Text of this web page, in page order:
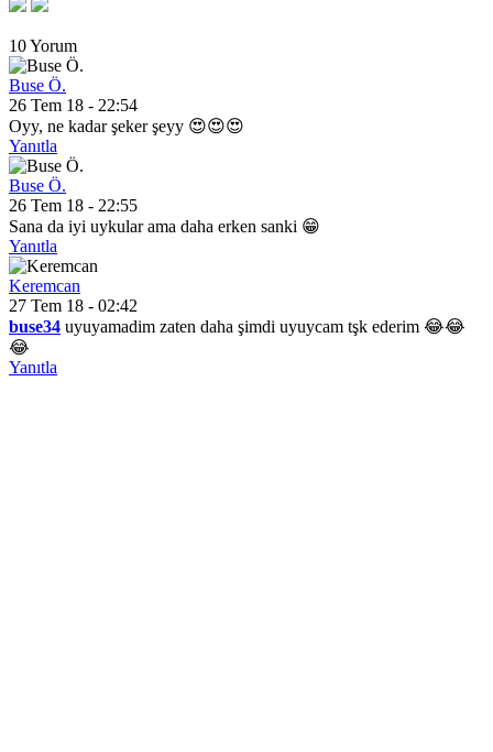
10 Yorum
Buse Ö.
26 Tem 18 - 22:54
Oyy, ne kadar şeker şeyy 😍😍😍
Yanıtla
Buse Ö.
26 Tem 18 - 22:55
Sana da iyi uykular ama daha erken sanki 😁
Yanıtla
Keremcan
27 Tem 18 - 02:42
buse34 uyuyamadim zaten daha şimdi uyuycam tşk ederim 😂😂
😂
Yanıtla